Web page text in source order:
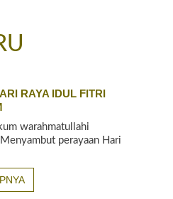
RAYA IDUL FITRI
warahmatullahi
perayaan Hari